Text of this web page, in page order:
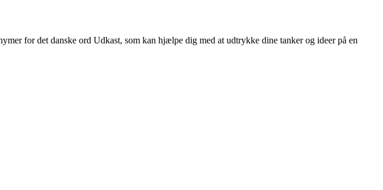
for det danske ord Udkast, som kan hjælpe dig med at udtrykke dine tanker og ideer på en